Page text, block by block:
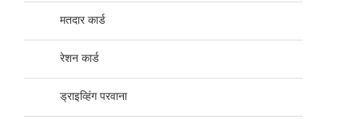
मतदार कार्ड
रेशन कार्ड
ड्राइव्हिंग परवाना